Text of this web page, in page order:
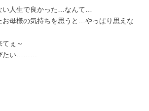
い人生で良かった…なんて…
お母様の気持ちを思うと…やっぱり思えな
てぇ～
たい………